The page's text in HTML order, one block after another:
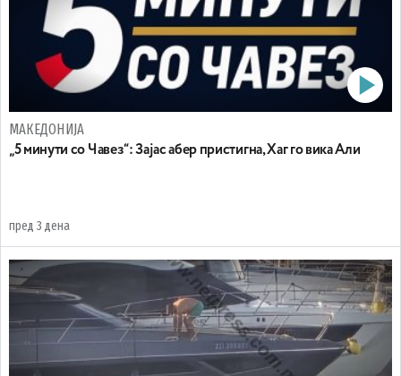
МАКЕДОНИЈА
„5 минути со Чавез“: Зајас абер пристигна, Хаг го вика Али
пред 3 дена